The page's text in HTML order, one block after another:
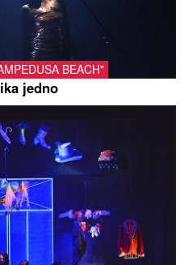
BEACH"
jedno